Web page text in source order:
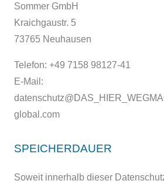
Sommer GmbH
Kraichgaustr. 5
73765 Neuhausen
Telefon: +49 7158 98127-41
E-Mail:
global.com
SPEICHERDAUER
Soweit innerhalb dieser